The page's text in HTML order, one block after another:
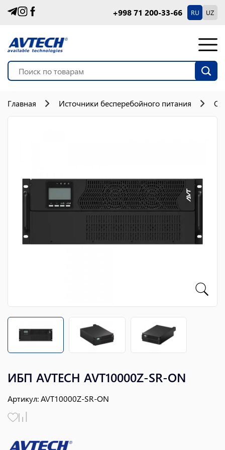
+998 71 200-33-66 RU UZ
Главная Источники бесперебойного питания
ИБП AVTECH AVT10000Z-SR-ON
Артикул:AVT10000Z-SR-ON